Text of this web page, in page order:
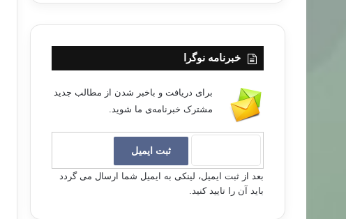
خبرنامه نوگرا
برای دریافت و باخبر شدن از مطالب جدید
مشترک خبرنامه‌ی ما شوید.
بعد از ثبت ایمیل، لینکی به ایمیل شما ارسال می گردد
باید آن را تایید کنید.